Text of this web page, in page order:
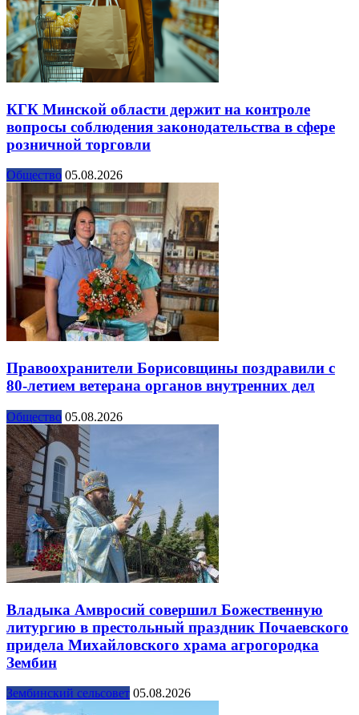
КГК Минской области держит на контроле
вопросы соблюдения законодательства в сфере
розничной торговли
Общество 05.08.2026
Правоохранители Борисовщины поздравили с
80-летием ветерана органов внутренних дел
Общество 05.08.2026
Владыка Амвросий совершил Божественную
литургию в престольный праздник Почаевского
придела Михайловского храма агрогородка
Зембин
Зембинский сельсовет 05.08.2026